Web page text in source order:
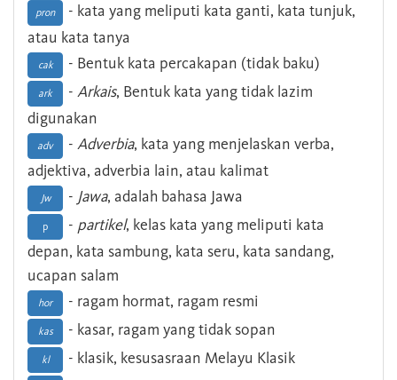
pron
- kata yang meliputi kata ganti, kata tunjuk,
atau kata tanya
cak - Bentuk kata percakapan (tidak baku)
ark - Arkais, Bentuk kata yang tidak lazim
digunakan
adv - Adverbia, kata yang menjelaskan verba,
adjektiva, adverbia lain, atau kalimat
Jw - Jawa, adalah bahasa Jawa
p - partikel, kelas kata yang meliputi kata
depan, kata sambung, kata seru, kata sandang,
ucapan salam
hor - ragam hormat, ragam resmi
kas - kasar, ragam yang tidak sopan
kl
- klasik, kesusasraan Melayu Klasik